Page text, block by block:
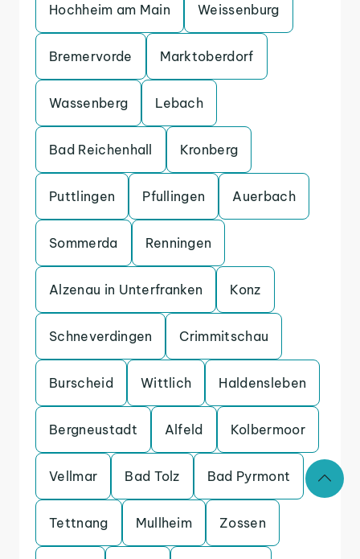
Hochheim am Main Weissenburg
Bremervorde Marktoberdorf
Wassenberg Lebach
Bad Reichenhall Kronberg
Puttlingen Pfullingen Auerbach
Sommerda Renningen
Alzenau in Unterfranken Konz
Schneverdingen Crimmitschau
Burscheid Wittlich Haldensleben
Bergneustadt Alfeld Kolbermoor
Vellmar Bad Tolz Bad Pyrmont
Tettnang Mullheim Zossen